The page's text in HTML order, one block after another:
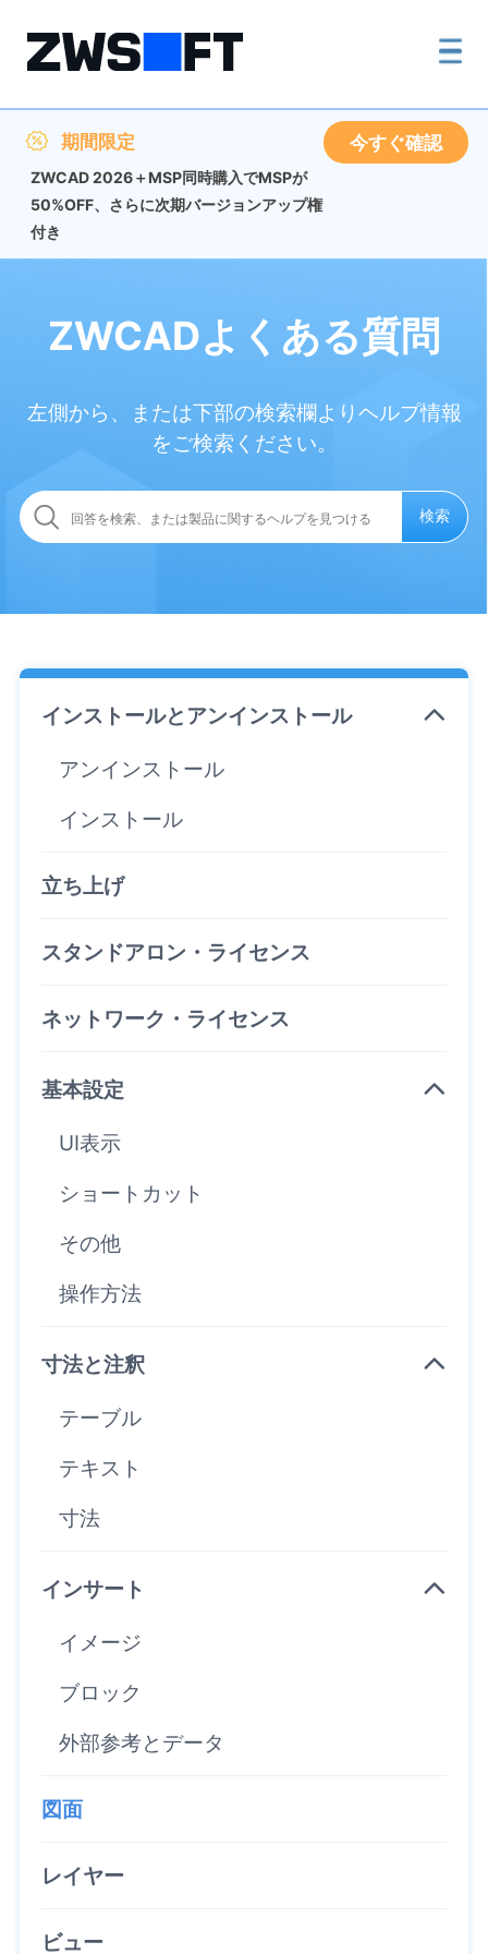
期間限定
ZWCAD 2026＋MSP同時購入でMSPが
50%OFF、さらに次期バージョンアップ権
付き
今すぐ確認
ZWCADよくある質問
左側から、または下部の検索欄よりヘルプ情報
をご検索ください。
検索
インストールとアンインストール
アンインストール
インストール
立ち上げ
スタンドアロン・ライセンス
ネットワーク・ライセンス
基本設定
UI表示
ショートカット
その他
操作方法
寸法と注釈
テーブル
テキスト
寸法
インサート
イメージ
ブロック
外部参考とデータ
図面
レイヤー
ビュー